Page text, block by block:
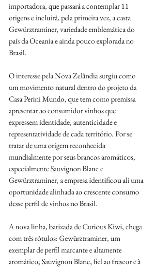
importadora, que passará a contemplar 11
origens e incluirá, pela primeira vez, a casta
Gewürztraminer, variedade emblemática do
país da Oceania e ainda pouco explorada no
Brasil.
O interesse pela Nova Zelândia surgiu como
um movimento natural dentro do projeto da
Casa Perini Mundo, que tem como premissa
apresentar ao consumidor vinhos que
expressem identidade, autenticidade e
representatividade de cada território. Por se
tratar de uma origem reconhecida
mundialmente por seus brancos aromáticos,
especialmente Sauvignon Blanc e
Gewürztraminer, a empresa identificou ali uma
oportunidade alinhada ao crescente consumo
desse perfil de vinhos no Brasil.
A nova linha, batizada de Curious Kiwi, chega
com três rótulos: Gewürztraminer, um
exemplar de perfil marcante e altamente
aromático; Sauvignon Blanc, fiel ao frescor e à